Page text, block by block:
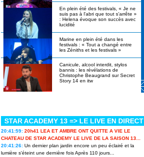
En plein été des festivals, « Je ne
suis pas à l'abri que tout s'arrête »
: Helena évoque son succès avec
lucidité
Marine en plein été dans les
festivals : « Tout a changé entre
les Zéniths et les festivals »
Canicule, alcool interdit, stylos
bannis : les révélations de
Christophe Beaugrand sur Secret
Story 14 en itw
en solo ils en disent plus sur leurs
projets
« Je me suis préparée à cette
sortie » : Lou raconte les coulisses
de son élimination de Secret story
14, la première...
STAR ACADEMY 13 => LE LIVE EN DIRECT
20:41:59: 20h41 LEA ET AMBRE ONT QUITTE A VIE LE
CHATEAU DE STAR ACADEMY LE LIVE DE LA SAISON 13...
20:41:26: Un dernier plan jardin encore un peu éclairé et la
lumière s'éteint une dernière fois Après 110 jours...